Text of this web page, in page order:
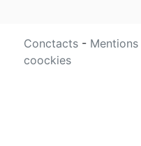
Conctacts -
coockies